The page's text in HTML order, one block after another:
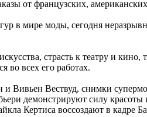
от французских,
в мире моды, сегодня
страсть к театру и
во всех его работах.
Вивьен Вествуд, снимки
демонстрируют силу
Кертиса воссоздают в кадре